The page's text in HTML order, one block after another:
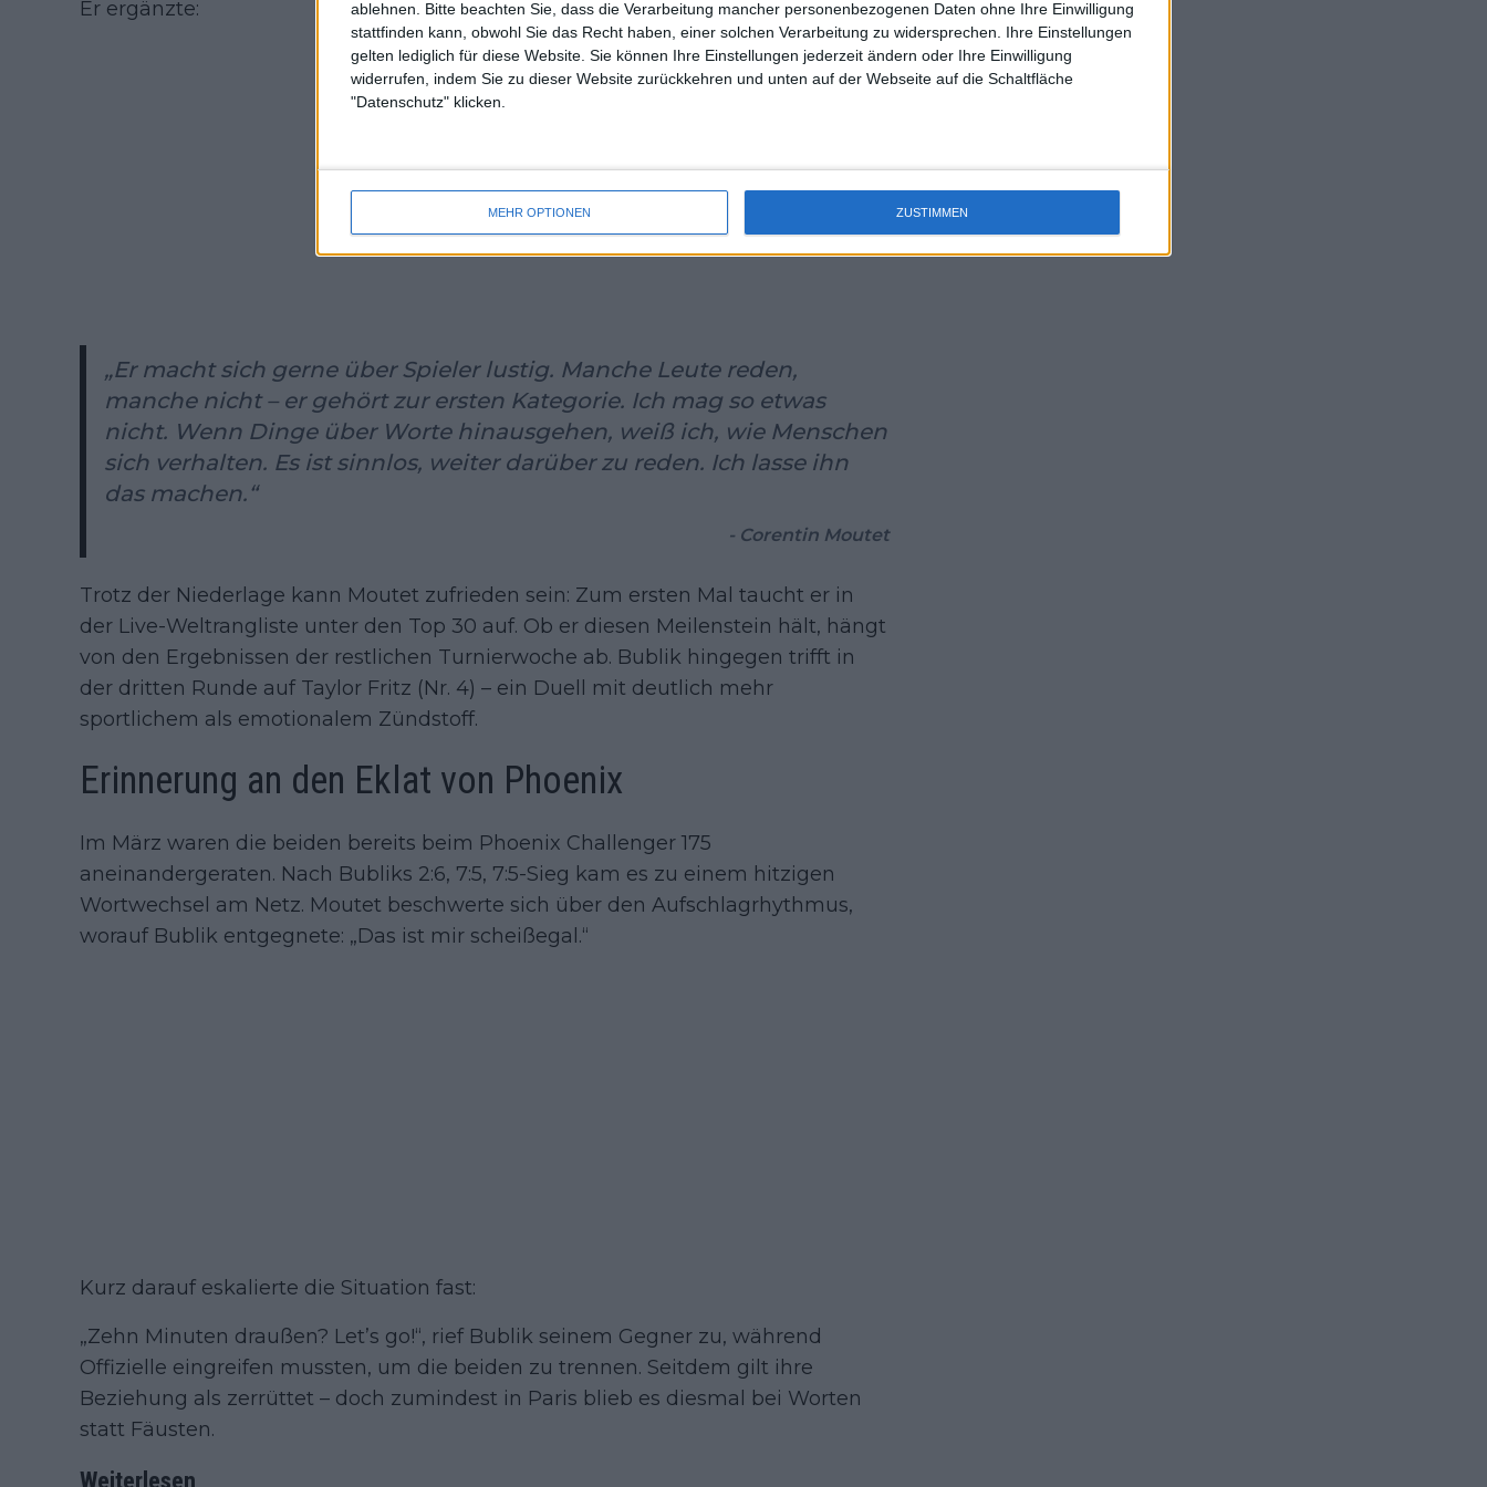
ablehnen. Bitte beachten Sie, dass die Verarbeitung mancher personenbezogenen Daten ohne Ihre Einwilligung
stattfinden kann, obwohl Sie das Recht haben, einer solchen Verarbeitung zu widersprechen. Ihre Einstellungen
gelten lediglich für diese Website. Sie können Ihre Einstellungen jederzeit ändern oder Ihre Einwilligung
widerrufen, indem Sie zu dieser Website zurückkehren und unten auf der Webseite auf die Schaltfläche
"Datenschutz" klicken.
MEHR OPTIONEN ZUSTIMMEN
Er ergänzte:
„Er macht sich gerne über Spieler lustig. Manche Leute reden,
manche nicht – er gehört zur ersten Kategorie. Ich mag so etwas
nicht. Wenn Dinge über Worte hinausgehen, weiß ich, wie Menschen
sich verhalten. Es ist sinnlos, weiter darüber zu reden. Ich lasse ihn
das machen.“
- Corentin Moutet
Trotz der Niederlage kann Moutet zufrieden sein: Zum ersten Mal taucht er in
der Live-Weltrangliste unter den Top 30 auf. Ob er diesen Meilenstein hält, hängt
von den Ergebnissen der restlichen Turnierwoche ab. Bublik hingegen trifft in
der dritten Runde auf Taylor Fritz (Nr. 4) – ein Duell mit deutlich mehr
sportlichem als emotionalem Zündstoff.
Erinnerung an den Eklat von Phoenix
Im März waren die beiden bereits beim Phoenix Challenger 175
aneinandergeraten. Nach Bubliks 2:6, 7:5, 7:5-Sieg kam es zu einem hitzigen
Wortwechsel am Netz. Moutet beschwerte sich über den Aufschlagrhythmus,
worauf Bublik entgegnete: „Das ist mir scheißegal.“
Kurz darauf eskalierte die Situation fast:
„Zehn Minuten draußen? Let’s go!“, rief Bublik seinem Gegner zu, während
Offizielle eingreifen mussten, um die beiden zu trennen. Seitdem gilt ihre
Beziehung als zerrüttet – doch zumindest in Paris blieb es diesmal bei Worten
statt Fäusten.
Weiterlesen
uss J-L-Struff wahrscheinlich morge 3 Spiele absolvieren (2.
mal Einzel 1x Doppel) dank der hervorragenden Unterstützung
des Kommentators für F-A-A